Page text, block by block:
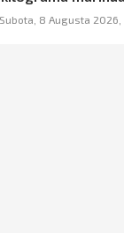
Subota, 8 Augusta 2026,